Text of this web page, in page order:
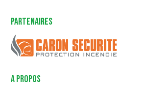
Partenaires
Caron Sécurité
A PROPOS